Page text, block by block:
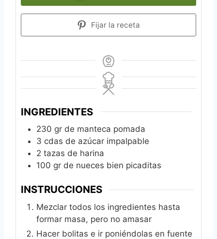
Fijar la receta
INGREDIENTES
230 gr de manteca pomada
3 cdas de azúcar impalpable
2 tazas de harina
100 gr de nueces bien picaditas
INSTRUCCIONES
Mezclar todos los ingredientes hasta
formar masa, pero no amasar
Hacer bolitas e ir poniéndolas en fuente